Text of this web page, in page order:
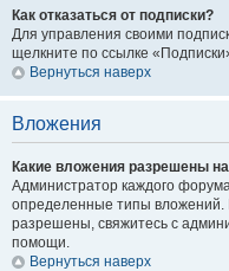
Как отказаться от подписки?
Для управления своими
щелкните по ссылке
Вернуться наверх
Вложения
Какие вложения разрешены
Администратор каждого
определенные типы вложений.
разрешены, свяжитесь с
помощи.
Вернуться наверх